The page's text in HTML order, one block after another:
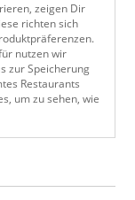
zeigen Dir
richten sich
nutzen wir
zur Speicherung
Restaurants
um zu sehen, wie